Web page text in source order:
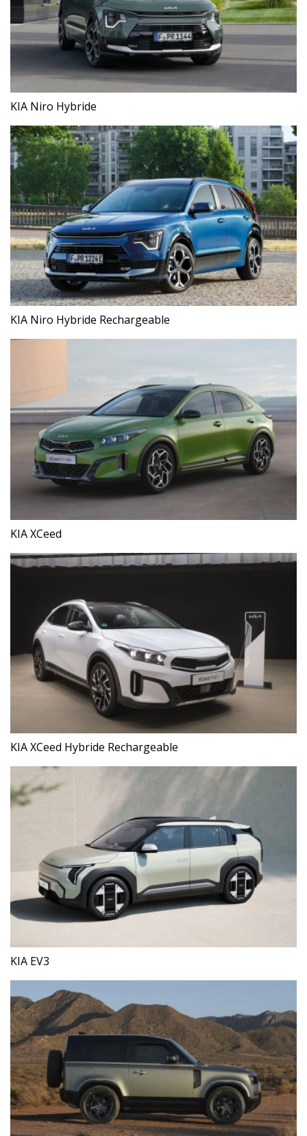
KIA Niro Hybride
KIA Niro Hybride Rechargeable
KIA XCeed
KIA XCeed Hybride Rechargeable
KIA EV3